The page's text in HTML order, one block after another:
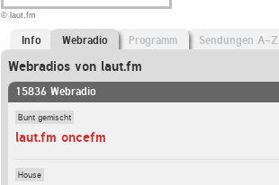
© laut.fm
Info Webradio Programm Sendungen A-Z
Webradios von laut.fm
15836 Webradio
Bunt gemischt
laut.fm oncefm
House